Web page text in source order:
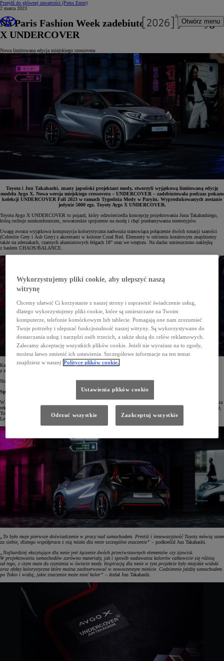
Przejdź do głównej zawartości (Press Enter)
Otwórz menu
2 marca 2023
Na Paris Fashion Week zadebiutowała Toyota Aygo
X UNDERCOVER
Nowa limitowana edycja miejskiego crossovera
Toyota i Jun Takahashi, znany japoński projektant mody, stworzyli wyjątkową limitowaną edycję
modelu Aygo X. Nowa wersja miejskiego crossovera – UNDERCOVER – zadebiutowała podczas pokazu
kolekcji UNDERCOVER Fall 2023 w ramach Tygodnia Mody w Paryżu. Wyprodukowanych zostanie
jedynie 5000 egz. Toyoty Aygo X UNDERCOVER.
Toyota Aygo X UNDERCOVER to pojazd, który odzwierciedla koncepcję projektowania Juna Takahashiego,
którą cechuje nonkonformizm, nowatorskie spojrzenie na modę i chęć przełamywania stereotypów.
Uwagę zwraca wyjątkowa kompozycja kolorystyczna nadwozia stanowiąca połączenie dwóch tonacji szarości
(Celestite Grey i Ash Grey) z akcentami w kolorze Coral Red. Elementy w odcieniu koralowym znajdziemy
także na zderzakach, czarnych aluminiowych felgach 18" oraz we wnętrzu. Na dachu umieszczono naklejkę
z hasłem CHAOS/BALANCE.
Kabina wyróżnia się tapicerkami z logotypem UNDERCOVER i dywanikami o specjalnym wzorze
z monogramem.
Nowa wersja zostanie wyprodukowany w liczbie 5000 aut.
Spotkanie dwóch światów
W oryginalnym projekcie Toyoty i Juna Takahashiego świat motoryzacji łączy się ze światem mody. Kampania
reklamowa związana z premierą Toyoty Aygo X UNDERCOVER osadzona została w fikcyjnym świecie Paryż,
Tokio. To miasto, w którym rzeczywistość wirtualna przenika się z fizyczną, a elegancja paryskiej dzielnicy
Le Marais spotyka się z undergroundową kulturą dzielnicy Harajuku.
„To było moje pierwsze doświadczenie w pracy nad samochodem. Prestiż i innowacyjność Toyoty mówią same
za siebie, dlatego współpraca z nią miała dla mnie szczególne znaczenie” – podkreślił Jun Takahashi.
„Najbardziej ekscytujące dla mnie jest łączenie dwóch przeciwstawnych elementów czy zjawisk.
W projektowaniu samochodów zarówno materiały, jak i sposób nadawania kolorów całkowicie się różnią
od tego, z czym mam do czynienia w świecie mody. Inspiracją dla mnie w tym projekcie były miejskie widoki
oraz efekty kolorystyczne które można zaobserwować w nowoczesnym mieście. Codziennie jeżdżę samochodem
po Tokio i widzę, jakie znaczenie może mieć kolor” – dodał Jun Takahashi.
Wykorzystujemy pliki cookie, aby ulepszyć naszą
witrynę
Chcemy ułatwić Ci korzystanie z naszej strony i usprawnić świadczenie usług,
dlatego wykorzystujemy pliki cookie, które są umieszczane na Twoim
komputerze, telefonie komórkowym lub tablecie. Pomagają one nam zrozumieć
Twoje potrzeby i ulepszać funkcjonalność naszej witryny. Są wykorzystywane do
dostarczania usług i narzędzi osób trzecich, a także służą do celów reklamowych.
Zalecamy akceptację wszystkich plików cookie. Jeżeli nie wyrażasz na to zgody,
możesz łatwo zmienić ich ustawienia. Szczegółowe informacje na ten temat
znajdziesz w naszej Polityce plików cookie.
Ustawienia plików cookie
Odrzuć wszystkie Zaakceptuj wszystkie